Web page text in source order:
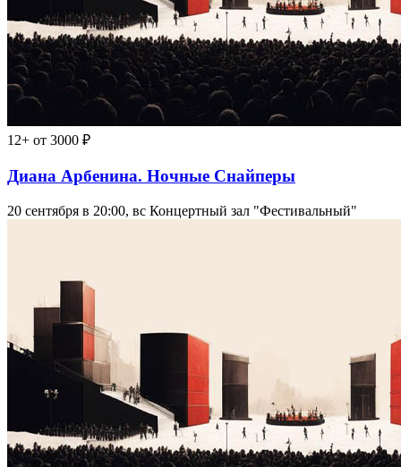
12+ от 3000 ₽
Диана Арбенина. Ночные Снайперы
20 сентября в 20:00, вс Концертный зал "Фестивальный"